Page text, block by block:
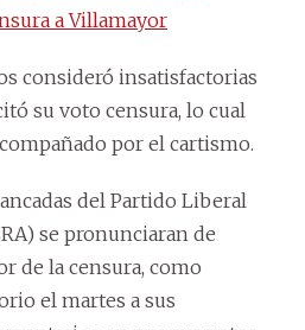
a Villamayor
consideró insatisfactorias
su voto censura, lo cual
por el cartismo.
del Partido Liberal
se pronunciaran de
de la censura, como
el martes a sus